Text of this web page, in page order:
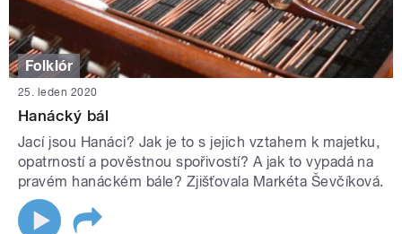
Folklór
25. leden 2020
Hanácký bál
Jací jsou Hanáci? Jak je to s jejich vztahem k majetku,
opatrností a pověstnou spořivostí? A jak to vypadá na
pravém hanáckém bále? Zjišťovala Markéta Ševčíková.